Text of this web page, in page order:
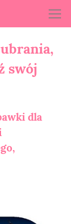
swój
dla